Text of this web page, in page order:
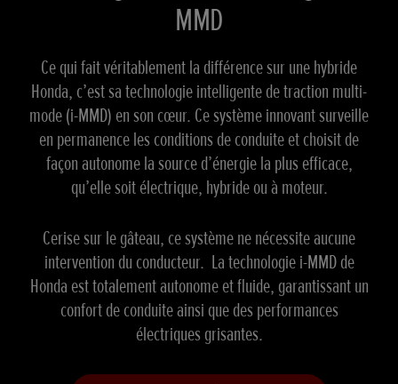
MMD
Ce qui fait véritablement la différence sur une hybride
Honda, c’est sa technologie intelligente de traction multi-
mode (i-MMD) en son cœur. Ce système innovant surveille
en permanence les conditions de conduite et choisit de
façon autonome la source d’énergie la plus efficace,
qu’elle soit électrique, hybride ou à moteur.
Cerise sur le gâteau, ce système ne nécessite aucune
intervention du conducteur. La technologie i-MMD de
Honda est totalement autonome et fluide, garantissant un
confort de conduite ainsi que des performances
électriques grisantes.